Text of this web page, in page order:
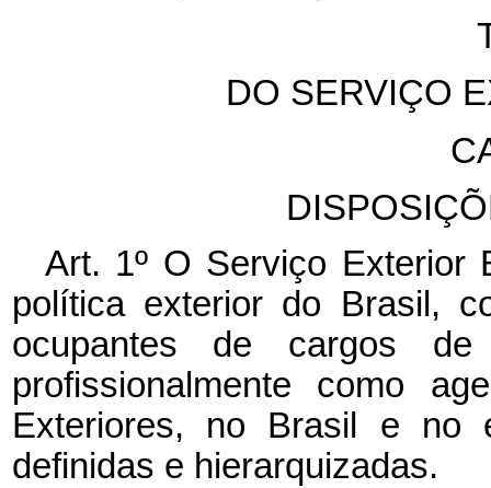
DO SERVIÇO
Art. 1º O Serviço Exterior
política exterior do Brasil,
ocupantes de cargos de
profissionalmente como
Exteriores, no Brasil e no
definidas e hierarquizadas.